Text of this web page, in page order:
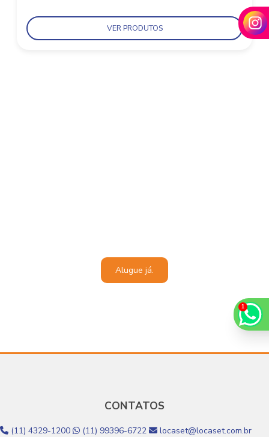
VER PRODUTOS
Alugue já.
CONTATOS
(11) 4329-1200 (11) 99396-6722 locaset@locaset.com.br